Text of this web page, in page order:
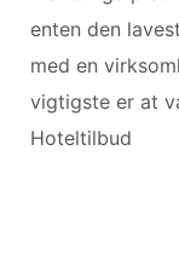
enten den
med en
vigtigste er at
Hoteltilbud